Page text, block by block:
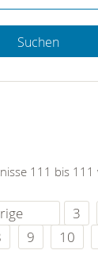
Suchen
111 bis 111
3
9 10